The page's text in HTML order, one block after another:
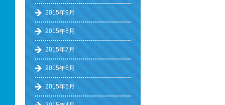
2015年9月
2015年8月
2015年7月
2015年6月
2015年5月